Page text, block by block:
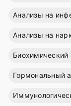
Анализы на
Анализы на
Биохимический
Гормональный